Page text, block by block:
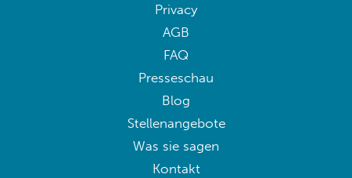
Privacy
AGB
FAQ
Presseschau
Blog
Stellenangebote
Was sie sagen
Kontakt